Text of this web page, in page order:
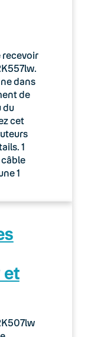
recevoir
dans
de
du
cet
1
1
et